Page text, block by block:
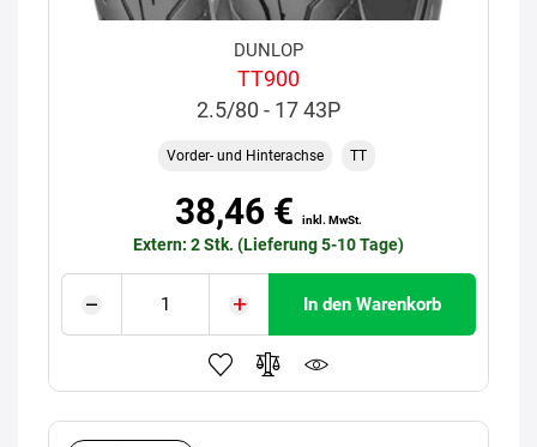
DUNLOP
TT900
2.5/80 - 17 43P
Vorder- und Hinterachse TT
38,46 € inkl. MwSt.
Extern: 2 Stk. (Lieferung 5-10 Tage)
In den Warenkorb